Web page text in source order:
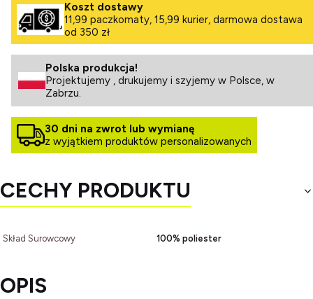
Koszt dostawy
11,99 paczkomaty, 15,99 kurier, darmowa dostawa
od 350 zł
Polska produkcja!
Projektujemy , drukujemy i szyjemy w Polsce, w
Zabrzu.
30 dni na zwrot lub wymianę
z wyjątkiem produktów personalizowanych
CECHY PRODUKTU
Skład Surowcowy 100% poliester
OPIS